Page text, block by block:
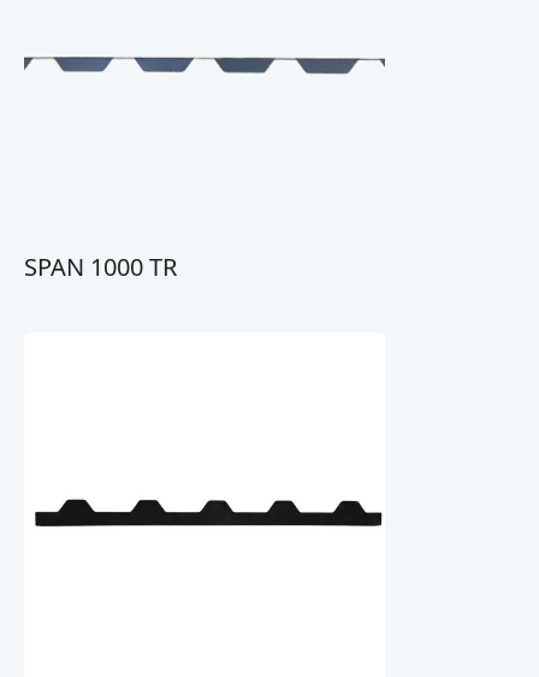
SPAN 1000 TR